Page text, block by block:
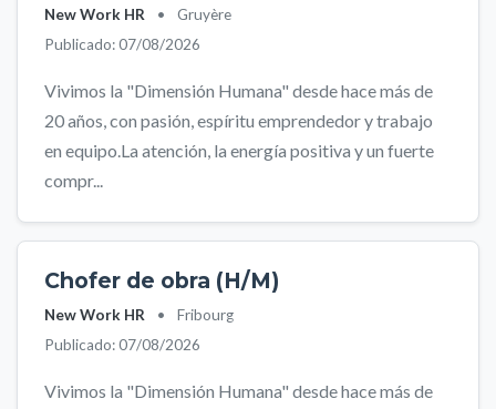
New Work HR •
Gruyère
Publicado: 07/08/2026
Vivimos la "Dimensión Humana" desde hace más de
20 años, con pasión, espíritu emprendedor y trabajo
en equipo.La atención, la energía positiva y un fuerte
compr...
Chofer de obra (H/M)
New Work HR •
Fribourg
Publicado: 07/08/2026
Vivimos la "Dimensión Humana" desde hace más de